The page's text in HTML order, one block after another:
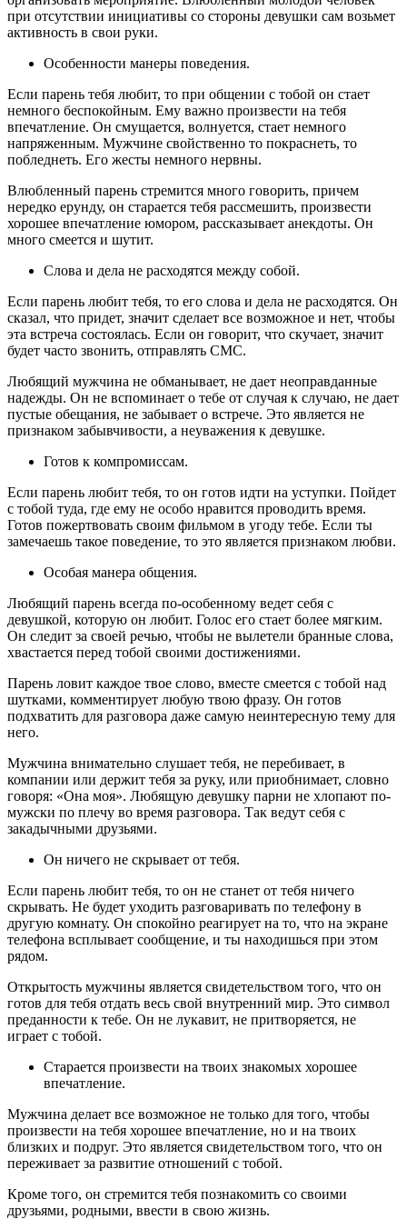
при отсутствии инициативы со стороны девушки сам возьмет
активность в свои руки.
Особенности манеры поведения.
Если парень тебя любит, то при общении с тобой он стает
немного беспокойным. Ему важно произвести на тебя
впечатление. Он смущается, волнуется, стает немного
напряженным. Мужчине свойственно то покраснеть, то
побледнеть. Его жесты немного нервны.
Влюбленный парень стремится много говорить, причем
нередко ерунду, он старается тебя рассмешить, произвести
хорошее впечатление юмором, рассказывает анекдоты. Он
много смеется и шутит.
Слова и дела не расходятся между собой.
Если парень любит тебя, то его слова и дела не расходятся. Он
сказал, что придет, значит сделает все возможное и нет, чтобы
эта встреча состоялась. Если он говорит, что скучает, значит
будет часто звонить, отправлять СМС.
Любящий мужчина не обманывает, не дает неоправданные
надежды. Он не вспоминает о тебе от случая к случаю, не дает
пустые обещания, не забывает о встрече. Это является не
признаком забывчивости, а неуважения к девушке.
Готов к компромиссам.
Если парень любит тебя, то он готов идти на уступки. Пойдет
с тобой туда, где ему не особо нравится проводить время.
Готов пожертвовать своим фильмом в угоду тебе. Если ты
замечаешь такое поведение, то это является признаком любви.
Особая манера общения.
Любящий парень всегда по-особенному ведет себя с
девушкой, которую он любит. Голос его стает более мягким.
Он следит за своей речью, чтобы не вылетели бранные слова,
хвастается перед тобой своими достижениями.
Парень ловит каждое твое слово, вместе смеется с тобой над
шутками, комментирует любую твою фразу. Он готов
подхватить для разговора даже самую неинтересную тему для
него.
Мужчина внимательно слушает тебя, не перебивает, в
компании или держит тебя за руку, или приобнимает, словно
говоря: «Она моя». Любящую девушку парни не хлопают по-
мужски по плечу во время разговора. Так ведут себя с
закадычными друзьями.
Он ничего не скрывает от тебя.
Если парень любит тебя, то он не станет от тебя ничего
скрывать. Не будет уходить разговаривать по телефону в
другую комнату. Он спокойно реагирует на то, что на экране
телефона всплывает сообщение, и ты находишься при этом
рядом.
Открытость мужчины является свидетельством того, что он
готов для тебя отдать весь свой внутренний мир. Это символ
преданности к тебе. Он не лукавит, не притворяется, не
играет с тобой.
Старается произвести на твоих знакомых хорошее
впечатление.
Мужчина делает все возможное не только для того, чтобы
произвести на тебя хорошее впечатление, но и на твоих
близких и подруг. Это является свидетельством того, что он
переживает за развитие отношений с тобой.
Кроме того, он стремится тебя познакомить со своими
друзьями, родными, ввести в свою жизнь.